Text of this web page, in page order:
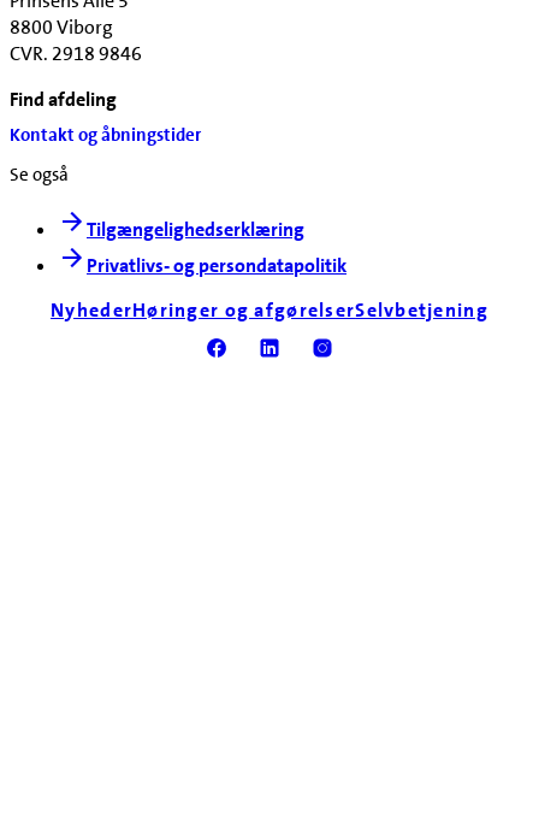
8800 Viborg
CVR. 2918 9846
Find afdeling
Kontakt og åbningstider
Se også
Tilgængelighedserklæring
Privatlivs- og persondatapolitik
NyhederHøringer og afgørelserSelvbetjening